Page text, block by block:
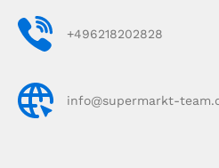
+496218202828
info@supermarkt-